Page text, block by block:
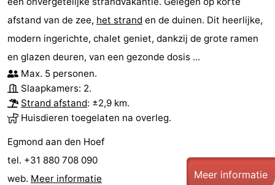
afstand van de zee, het strand en de duinen. Dit heerlijke,
modern ingerichte, chalet geniet, dankzij de grote ramen
en glazen deuren, van een gezonde dosis ...
Max. 5 personen.
Slaapkamers: 2.
Strand afstand: ±2,9 km.
Huisdieren toegelaten na overleg.
Egmond aan den Hoef
tel. +31 880 708 090
web. Meer informatie Meer informatie